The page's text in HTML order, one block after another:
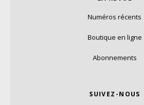
Numéros récents
Boutique en ligne
Abonnements
SUIVEZ-NOUS